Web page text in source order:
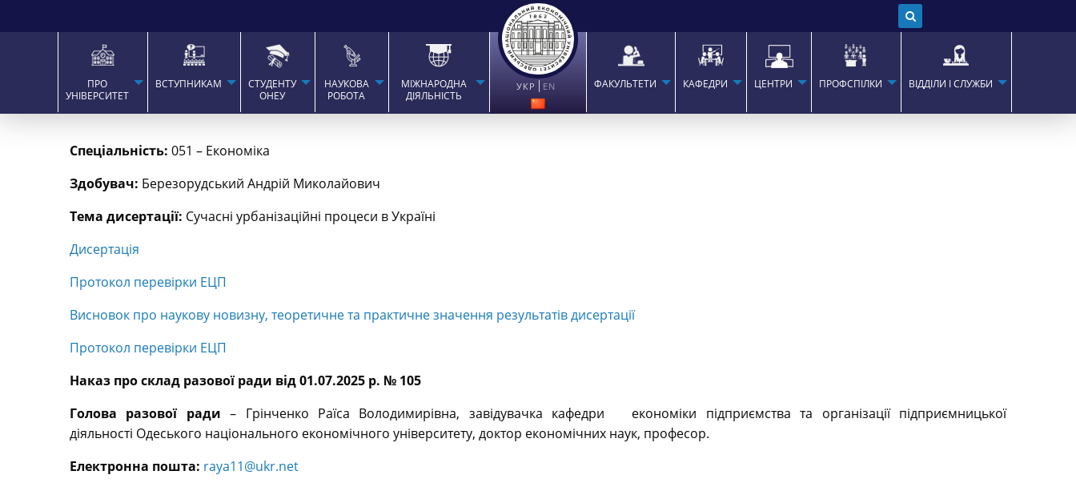
ПРО
УНІВЕРСИТЕТ
ВСТУПНИКАМ
СТУДЕНТУ
ОНЕУ
НАУКОВА
РОБОТА
МІЖНАРОДНА
ДІЯЛЬНІСТЬ
УКР EN ФАКУЛЬТЕТИ КАФЕДРИ ЦЕНТРИ ПРОФСПІЛКИ ВІДДІЛИ І СЛУЖБИ
Спеціальність: 051 – Економіка
Здобувач: Березорудський Андрій Миколайович
Тема дисертації: Сучасні урбанізаційні процеси в Україні
Дисертація
Протокол перевірки ЕЦП
Висновок про наукову новизну, теоретичне та практичне значення результатів дисертації
Протокол перевірки ЕЦП
Наказ про склад разової ради від 01.07.2025 р. № 105
Голова разової ради – Грінченко Раїса Володимирівна, завідувачка кафедри економіки підприємства та організації підприємницької
діяльності Одеського національного економічного університету, доктор економічних наук, професор.
Електронна пошта: raya11@ukr.net